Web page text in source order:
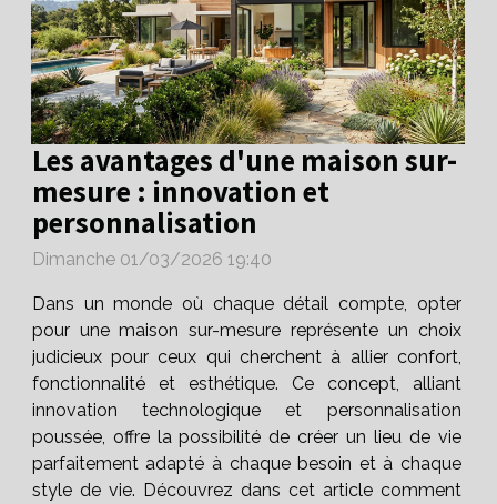
Les avantages d'une maison sur-
mesure : innovation et
personnalisation
Dimanche 01/03/2026 19:40
Dans un monde où chaque détail compte, opter
pour une maison sur-mesure représente un choix
judicieux pour ceux qui cherchent à allier confort,
fonctionnalité et esthétique. Ce concept, alliant
innovation technologique et personnalisation
poussée, offre la possibilité de créer un lieu de vie
parfaitement adapté à chaque besoin et à chaque
style de vie. Découvrez dans cet article comment